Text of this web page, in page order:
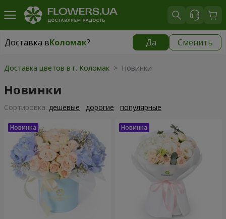
Доставка вКоломак? Да Сменить
Доставка вКоломак|
Доставка цветов в г. Коломак > Новинки
Новинки
Cортировка: дешевые дорогие популярные